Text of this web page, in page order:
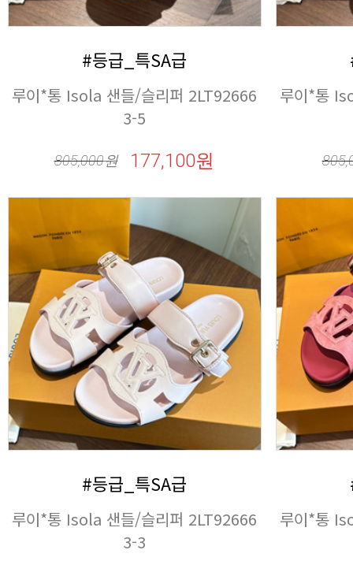
#등급_특SA급
3-5
805,000원 177,100원
#등급_특SA급
3-3